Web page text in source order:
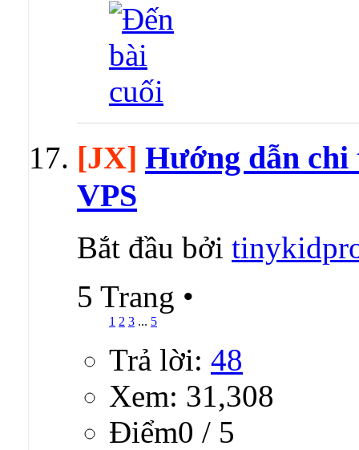
[JX] Hướng dẫn
VPS
Bắt đầu bởi
5 Trang •
1 2 3 ... 5
Trả lời: 48
Xem: 31,308
Ðiểm0 / 5